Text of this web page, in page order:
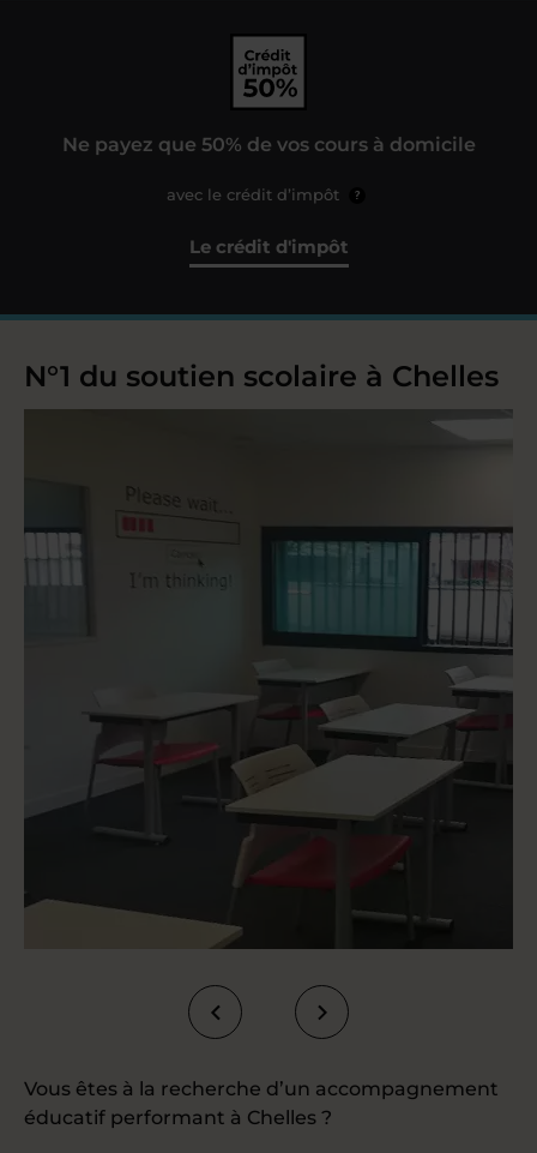
Ne payez que 50% de vos cours à domicile
avec le crédit d’impôt ?
Le crédit d'impôt
N°1 du soutien scolaire à Chelles
Vous êtes à la recherche d’un accompagnement
éducatif performant à Chelles ?